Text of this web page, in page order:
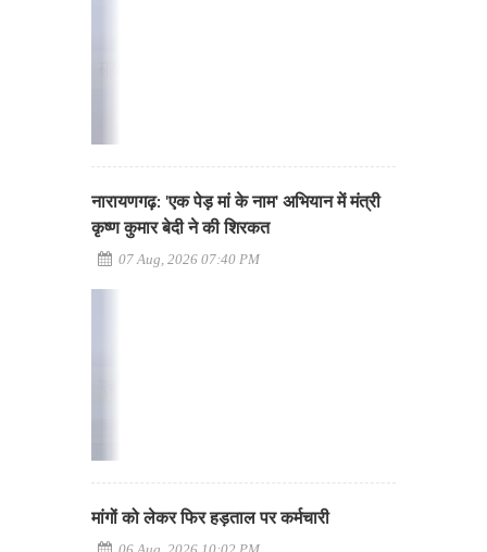
नारायणगढ़: 'एक पेड़ मां के नाम' अभियान में मंत्री
कृष्ण कुमार बेदी ने की शिरकत
07 Aug, 2026 07:40 PM
मांगों को लेकर फिर हड़ताल पर कर्मचारी